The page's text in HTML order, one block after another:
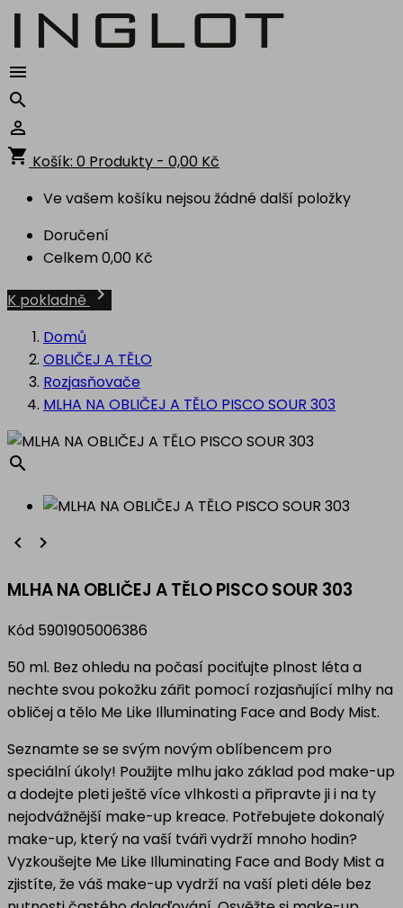



shopping_cart Košík: 0 Produkty - 0,00 Kč
Ve vašem košíku nejsou žádné další položky
Doručení
Celkem0,00 Kč
K pokladně
Domů
OBLIČEJ A TĚLO
Rozjasňovače
MLHA NA OBLIČEJ A TĚLO PISCO SOUR 303
search
 
MLHA NA OBLIČEJ A TĚLO PISCO SOUR 303
Kód 5901905006386
50 ml. Bez ohledu na počasí pociťujte plnost léta a
nechte svou pokožku zářit pomocí rozjasňující mlhy na
obličej a tělo Me Like Illuminating Face and Body Mist.
Seznamte se se svým novým oblíbencem pro
speciální úkoly! Použijte mlhu jako základ pod make-up
a dodejte pleti ještě více vlhkosti a připravte ji i na ty
nejodvážnější make-up kreace. Potřebujete dokonalý
make-up, který na vaší tváři vydrží mnoho hodin?
Vyzkoušejte Me Like Illuminating Face and Body Mist a
zjistíte, že váš make-up vydrží na vaší pleti déle bez